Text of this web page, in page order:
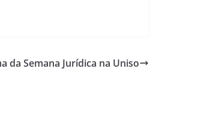
da Semana Jurídica na Uniso